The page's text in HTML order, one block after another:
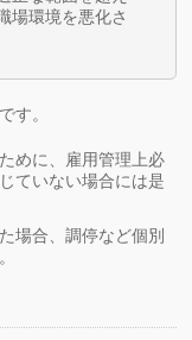
場環境を悪化さ
す。
めに、雇用管理上必
ていない場合には是
場合、調停など個別